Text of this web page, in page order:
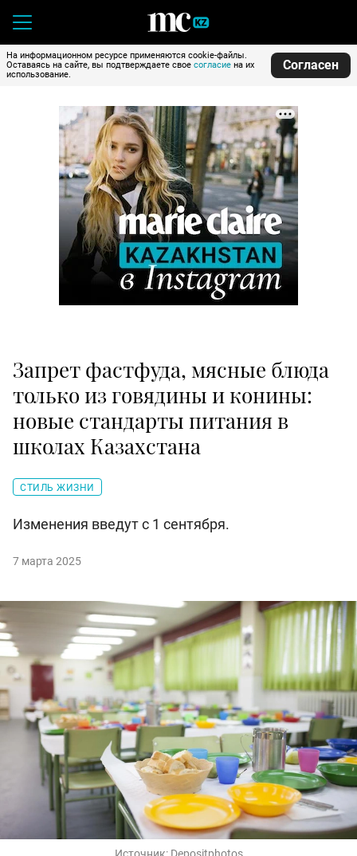
На информационном ресурсе применяются cookie-файлы.
Оставаясь на сайте, вы подтверждаете свое согласие на их
использование.
Согласен
Запрет фастфуда, мясные блюда
только из говядины и конины:
новые стандарты питания в
школах Казахстана
СТИЛЬ ЖИЗНИ
Изменения введут с 1 сентября.
7 марта 2025